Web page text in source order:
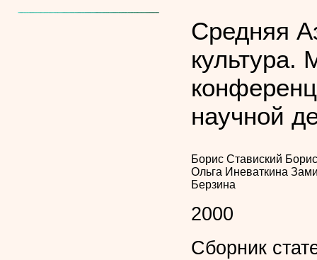
Средняя
культура.
научной
Борис Ставиский
Ольга Иневаткина
Берзина
2000
Сборник